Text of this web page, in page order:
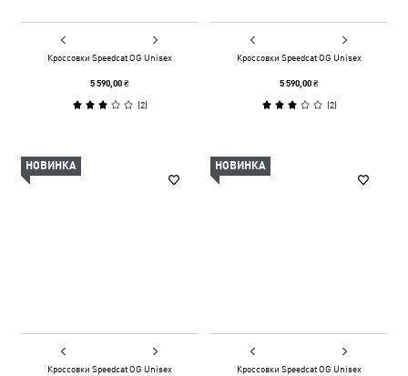
Кроссовки Speedcat OG Unisex
5 590,00 ₴
(2)
Кроссовки Speedcat OG Unisex
5 590,00 ₴
(2)
НОВИНКА
Кроссовки Speedcat OG Unisex
НОВИНКА
Кроссовки Speedcat OG Unisex